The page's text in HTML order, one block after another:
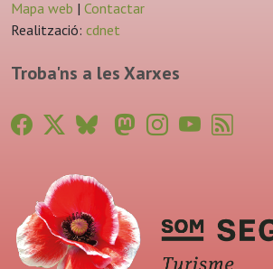
Mapa web | Contactar
Realització: cdnet
Troba'ns a les Xarxes